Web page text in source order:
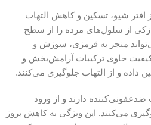
افتر شیو، تسکین و کاهش التهاب
از سلول‌های مرده را از سطح
منجر به قرمزی، سوزش و
حاوی ترکیبات آرامش‌بخش و
داده و از التهاب جلوگیری می‌کنند.
ضدعفونی‌کننده دارند و از ورود
می‌کنند. این ویژگی به کاهش بروز